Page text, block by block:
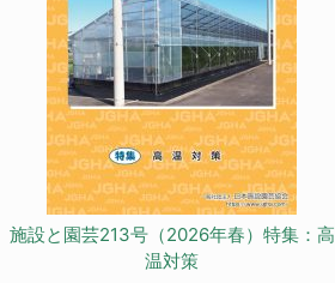
施設と園芸213号（2026年春）特集：高
温対策